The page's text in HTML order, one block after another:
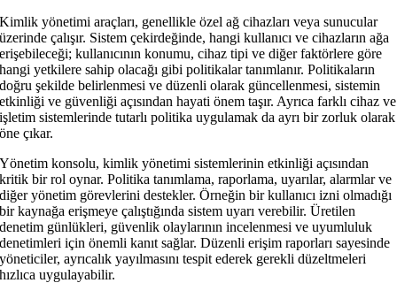
Kimlik yönetimi araçları, genellikle özel ağ cihazları veya sunucular
üzerinde çalışır. Sistem çekirdeğinde, hangi kullanıcı ve cihazların ağa
erişebileceği; kullanıcının konumu, cihaz tipi ve diğer faktörlere göre
hangi yetkilere sahip olacağı gibi politikalar tanımlanır. Politikaların
doğru şekilde belirlenmesi ve düzenli olarak güncellenmesi, sistemin
etkinliği ve güvenliği açısından hayati önem taşır. Ayrıca farklı cihaz ve
işletim sistemlerinde tutarlı politika uygulamak da ayrı bir zorluk olarak
öne çıkar.
Yönetim konsolu, kimlik yönetimi sistemlerinin etkinliği açısından
kritik bir rol oynar. Politika tanımlama, raporlama, uyarılar, alarmlar ve
diğer yönetim görevlerini destekler. Örneğin bir kullanıcı izni olmadığı
bir kaynağa erişmeye çalıştığında sistem uyarı verebilir. Üretilen
denetim günlükleri, güvenlik olaylarının incelenmesi ve uyumluluk
denetimleri için önemli kanıt sağlar. Düzenli erişim raporları sayesinde
yöneticiler, ayrıcalık yayılmasını tespit ederek gerekli düzeltmeleri
hızlıca uygulayabilir.